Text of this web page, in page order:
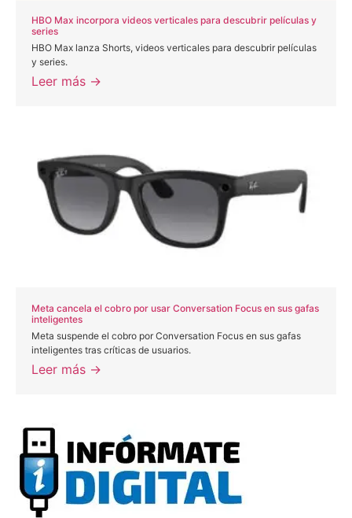
HBO Max incorpora videos verticales para descubrir películas y
series
HBO Max lanza Shorts, videos verticales para descubrir películas
y series.
Leer más →
Meta cancela el cobro por usar Conversation Focus en sus gafas
inteligentes
Meta suspende el cobro por Conversation Focus en sus gafas
inteligentes tras críticas de usuarios.
Leer más →